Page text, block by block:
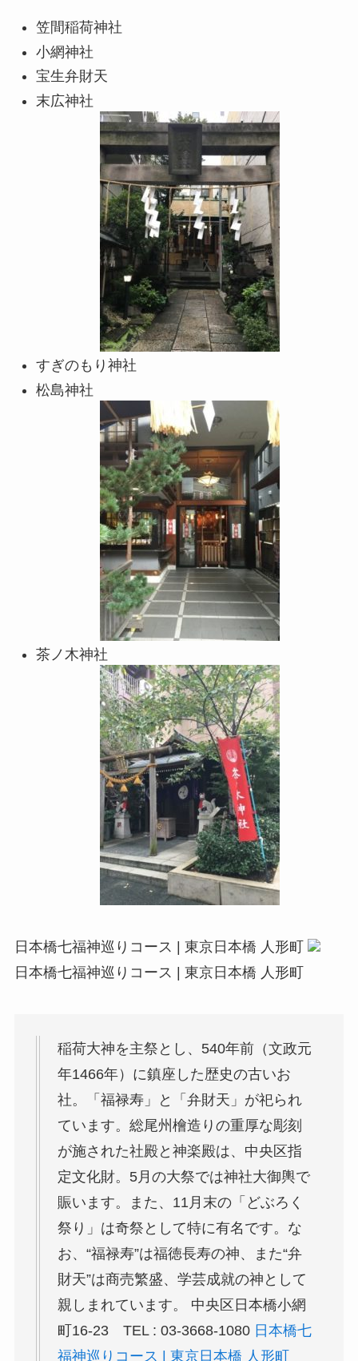
笠間稲荷神社
小網神社
宝生弁財天
末広神社
すぎのもり神社
松島神社
茶ノ木神社
日本橋七福神巡りコース | 東京日本橋 人形町
日本橋七福神巡りコース | 東京日本橋 人形町
稲荷大神を主祭とし、540年前（文政元
年1466年）に鎮座した歴史の古いお
社。「福禄寿」と「弁財天」が祀られ
ています。総尾州檜造りの重厚な彫刻
が施された社殿と神楽殿は、中央区指
定文化財。5月の大祭では神社大御輿で
賑います。また、11月末の「どぶろく
祭り」は奇祭として特に有名です。な
お、“福禄寿”は福徳長寿の神、また“弁
財天”は商売繁盛、学芸成就の神として
親しまれています。 中央区日本橋小網
町16-23 TEL : 03-3668-1080 日本橋七
福神巡りコース | 東京日本橋 人形町